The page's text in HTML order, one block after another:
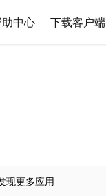
中心 下载客户端
现更多应用